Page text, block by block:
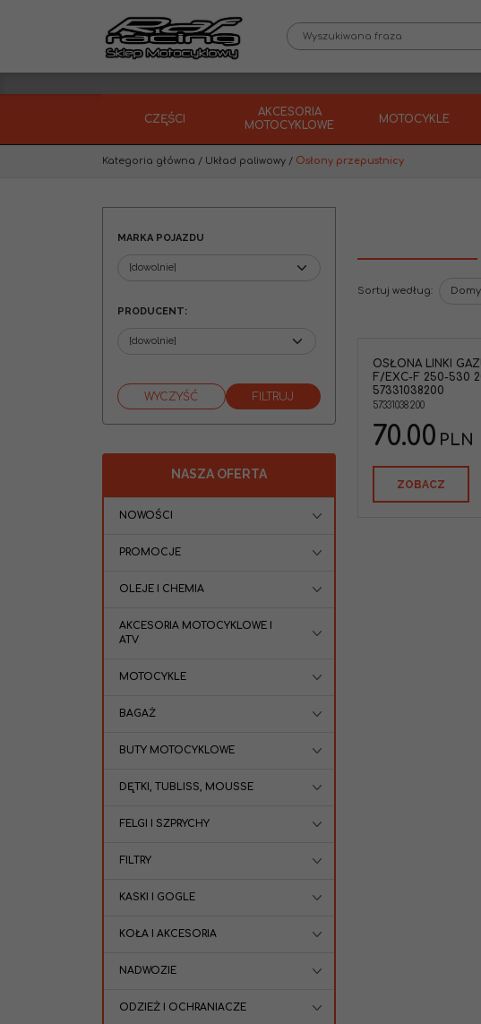
CZĘŚCI
AKCESORIA
MOTOCYKLOWE
MOTOCYKLE
Kategoria główna / Układ paliwowy / Osłony przepustnicy
Sortuj według:
Marka pojazdu KTM
OSŁONA LINKI
F/EXC-F 250-530
57331038200
57331038200
70.00 PLN
ZOBACZ
MARKA POJAZDU
PRODUCENT:
NASZA OFERTA
NOWOŚCI
PROMOCJE
OLEJE I CHEMIA
AKCESORIA MOTOCYKLOWE I
ATV
MOTOCYKLE
BAGAŻ
BUTY MOTOCYKLOWE
DĘTKI, TUBLISS, MOUSSE
FELGI I SZPRYCHY
FILTRY
KASKI I GOGLE
KOŁA I AKCESORIA
NADWOZIE
ODZIEŻ I OCHRANIACZE